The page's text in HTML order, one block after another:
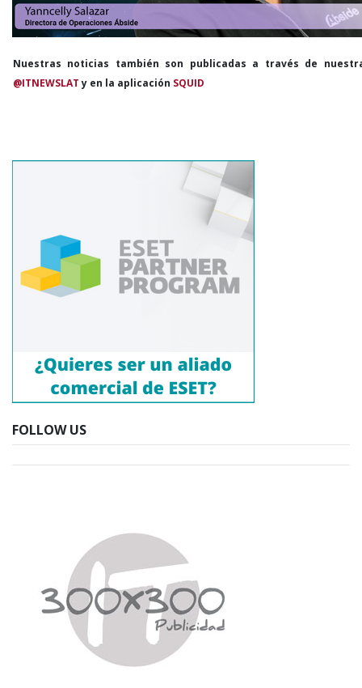
Nuestras noticias también son publicadas a través de
@ITNEWSLATy en la aplicación SQUID
FOLLOW US